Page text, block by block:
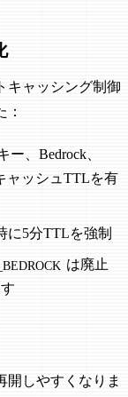
キャッシング制御
ー、Bedrock、
ャッシュTTLを有
に5分TTLを強制
は廃止
開しやすくなりま